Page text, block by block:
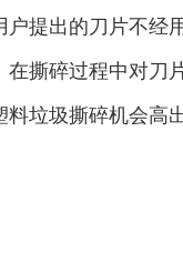
提出的刀片不经
撕碎过程中对
垃圾撕碎机会
自行车破碎机